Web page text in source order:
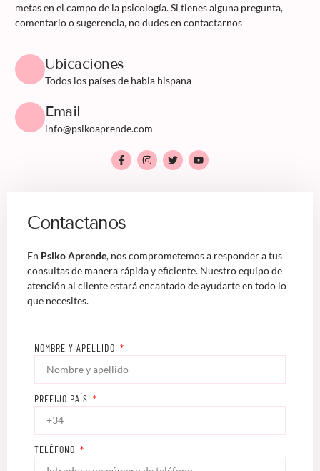
metas en el campo de la psicología. Si tienes alguna pregunta,
comentario o sugerencia, no dudes en contactarnos
Ubicaciones
Todos los países de habla hispana
Email
info@psikoaprende.com
Contactanos
En Psiko Aprende, nos comprometemos a responder a tus
consultas de manera rápida y eficiente. Nuestro equipo de
atención al cliente estará encantado de ayudarte en todo lo
que necesites.
NOMBRE Y APELLIDO
PREFIJO PAÍS
TELÉFONO